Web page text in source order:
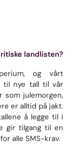
landlisten?
og vårt
til nye tall til vår
som julemorgen,
er alltid på jakt.
å legge til i
gir tilgang til en
alle SMS-krav.